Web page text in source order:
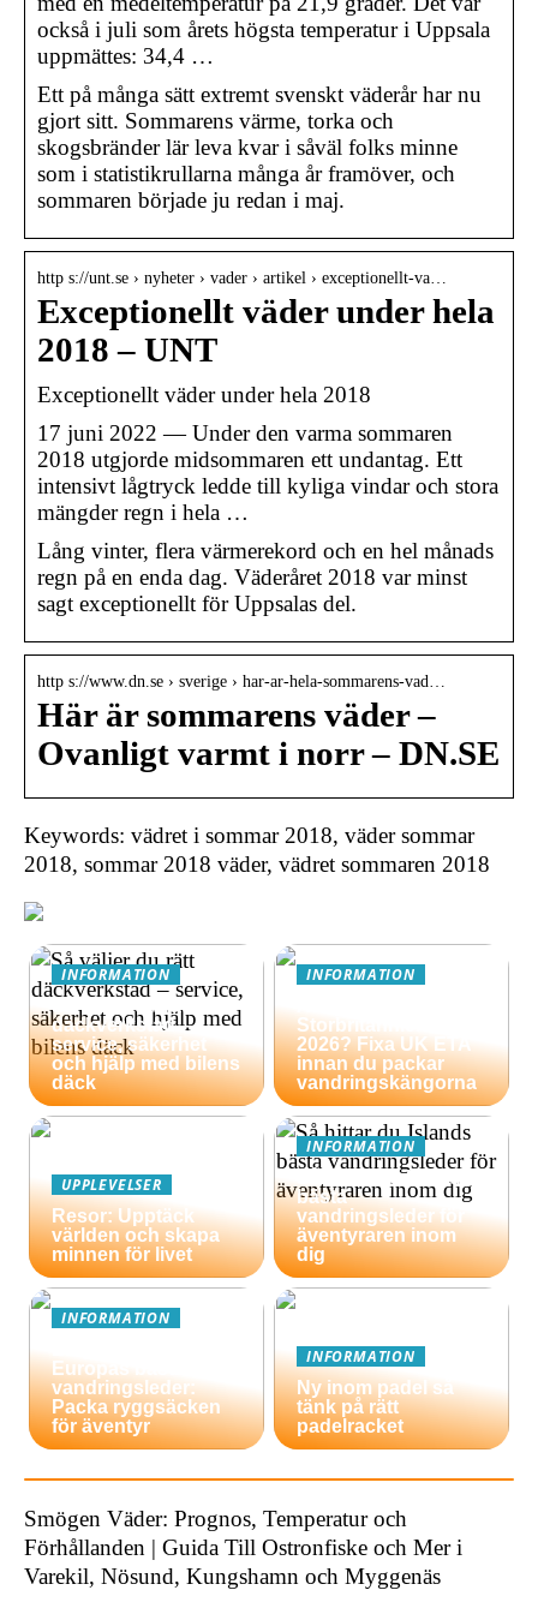
också i juli som årets högsta temperatur i Uppsala
uppmättes: 34,4 …
Ett på många sätt extremt svenskt väderår har nu
gjort sitt. Sommarens värme, torka och
skogsbränder lär leva kvar i såväl folks minne
som i statistikrullarna många år framöver, och
sommaren började ju redan i maj.
http s://unt.se › nyheter › vader › artikel › exceptionellt-va…
Exceptionellt väder under hela
2018 – UNT
Exceptionellt väder under hela 2018
17 juni 2022 — Under den varma sommaren
2018 utgjorde midsommaren ett undantag. Ett
intensivt lågtryck ledde till kyliga vindar och stora
mängder regn i hela …
Lång vinter, flera värmerekord och en hel månads
regn på en enda dag. Väderåret 2018 var minst
sagt exceptionellt för Uppsalas del.
http s://www.dn.se › sverige › har-ar-hela-sommarens-vad…
Här är sommarens väder –
Ovanligt varmt i norr – DN.SE
Keywords: vädret i sommar 2018, väder sommar
2018, sommar 2018 väder, vädret sommaren 2018
INFORMATION
Så väljer du rätt
däckverkstad –
service, säkerhet
och hjälp med bilens
däck
INFORMATION
Storbritannien
2026? Fixa UK ETA
innan du packar
vandringskängorna
UPPLEVELSER
Resor: Upptäck
världen och skapa
minnen för livet
INFORMATION
Så hittar du Islands
bästa
vandringsleder för
äventyraren inom
dig
INFORMATION
Europas bästa
vandringsleder:
Packa ryggsäcken
för äventyr
INFORMATION
Ny inom padel så
tänk på rätt
padelracket
Smögen Väder: Prognos, Temperatur och
Förhållanden | Guida Till Ostronfiske och Mer i
Varekil, Nösund, Kungshamn och Myggenäs